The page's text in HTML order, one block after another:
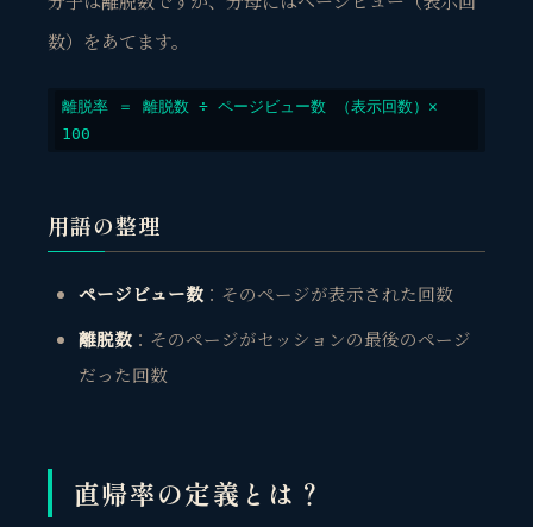
数）をあてます。
離脱率 ＝ 離脱数 ÷ ページビュー数 （表示回数）×
100
用語の整理
ページビュー数：そのページが表示された回数
離脱数：そのページがセッションの最後のページ
だった回数
直帰率の定義とは？